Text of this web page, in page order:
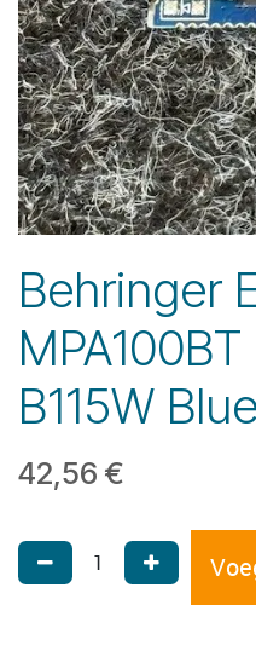
Behringer
MPA100BT
B115W
42,56 €